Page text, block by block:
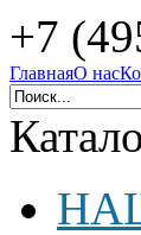
+7
ГлавнаяО нас